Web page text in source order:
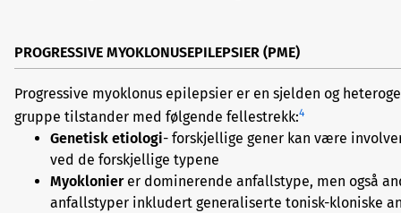
PROGRESSIVE MYOKLONUSEPILEPSIER (PME)
Progressive myoklonus epilepsier er en sjelden og
gruppe tilstander med følgende fellestrekk:4
Genetisk etiologi- forskjellige gener kan være
ved de forskjellige typene
Myoklonierer dominerende anfallstype, men også
anfallstyper inkludert generaliserte tonisk-kloniske